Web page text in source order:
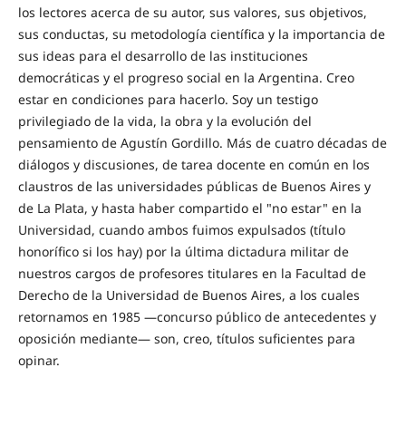
los lectores acerca de su autor, sus valores, sus objetivos,
sus conductas, su metodología científica y la importancia de
sus ideas para el desarrollo de las instituciones
democráticas y el progreso social en la Argentina. Creo
estar en condiciones para hacerlo. Soy un testigo
privilegiado de la vida, la obra y la evolución del
pensamiento de Agustín Gordillo. Más de cuatro décadas de
diálogos y discusiones, de tarea docente en común en los
claustros de las universidades públicas de Buenos Aires y
de La Plata, y hasta haber compartido el "no estar" en la
Universidad, cuando ambos fuimos expulsados (título
honorífico si los hay) por la última dictadura militar de
nuestros cargos de profesores titulares en la Facultad de
Derecho de la Universidad de Buenos Aires, a los cuales
retornamos en 1985 —concurso público de antecedentes y
oposición mediante— son, creo, títulos suficientes para
opinar.